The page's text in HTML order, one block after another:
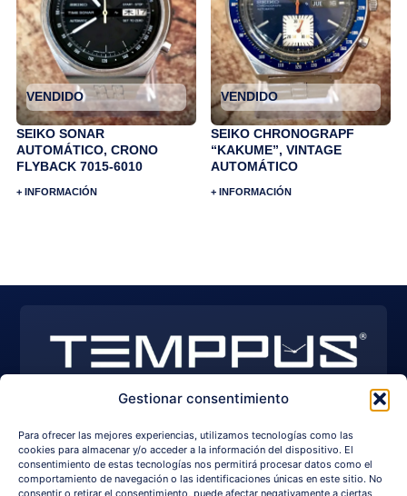
Gestionar consentimiento
Para ofrecer las mejores experiencias, utilizamos tecnologías como las
cookies para almacenar y/o acceder a la información del dispositivo. El
consentimiento de estas tecnologías nos permitirá procesar datos como el
comportamiento de navegación o las identificaciones únicas en este sitio. No
consentir o retirar el consentimiento, puede afectar negativamente a ciertas
VENDIDO
SEIKO SONAR
AUTOMÁTICO, CRONO
FLYBACK 7015-6010
+ INFORMACIÓN
VENDIDO
SEIKO CHRONOGRAPF
“KAKUME”, VINTAGE
AUTOMÁTICO
+ INFORMACIÓN
EXPLORE WATCHES
n
s
t
a
g
o
u
t
u
b
a
c
e
b
o
+34 650 209 750 info@temppus.com